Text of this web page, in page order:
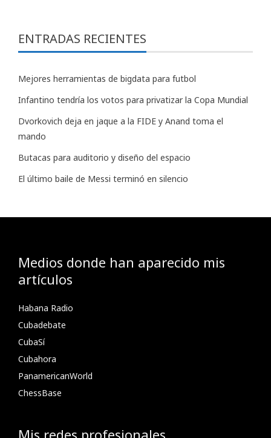
ENTRADAS RECIENTES
Mejores herramientas de bigdata para futbol
Infantino tendría los votos para privatizar la Copa Mundial
Dvorkovich deja en jaque a la FIDE y Anand toma el
mando
Butacas para auditorio y diseño del espacio
El último baile de Messi terminó en silencio
Medios donde han aparecido mis
artículos
Habana Radio
Cubadebate
CubaSí
Cubahora
PanamericanWorld
ChessBase
Mis redes profesionales